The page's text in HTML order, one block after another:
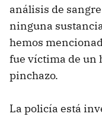
análisis de
ninguna
hemos
fue víctima de un
pinchazo.
La policía está